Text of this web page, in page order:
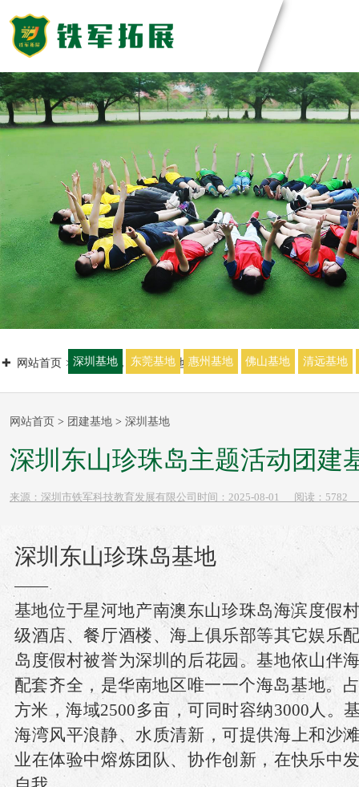
主题团建活动
领导力系列
主题团建系列
匠人制作系列
音乐释压系列
数字团建系列
文化赋能系列
组织运动系列
团建基地
深圳基地
东莞基地
惠州基地
佛山基地
清远基地
河源基地
案例展示
创新科技公司
生产制造企业
银行保险证券
服务顾问资询
教培政企机构
定制化方案
视频中心
教练团队
联系我们
网站首页 团建基地 深圳基地
深圳基地 东莞基地 惠州基地 佛山基地 清远基地
网站首页 > 团建基地> 深圳基地
深圳东山珍珠岛主题活动团建
来源： 深圳市铁军科技教育发展有限公司 时间： 2025-08-01 阅读：5782
深圳东山珍珠岛基地
——
基地位于星河地产南澳东山珍珠岛海滨度假
级酒店、餐厅酒楼、海上俱乐部等其它娱乐
岛度假村被誉为深圳的后花园。基地依山伴
配套齐全，是华南地区唯一一个海岛基地。
方米，海域2500多亩，可同时容纳3000人。
海湾风平浪静、水质清新，可提供海上和沙
业在体验中熔炼团队、协作创新，在快乐中